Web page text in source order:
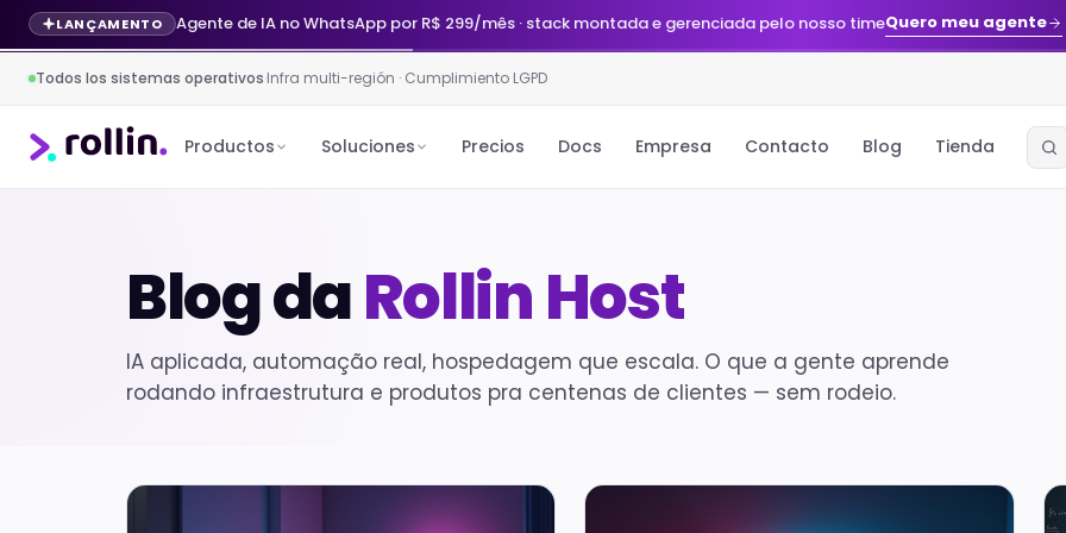
LANÇAMENTO Agente de IA no WhatsApp por R$ 299/mês · stack montada e gerenciada pelo nosso timeQuero meu agente
Todos los sistemas operativos·Infra multi-región · Cumplimiento LGPD
Productos Soluciones Precios Docs Empresa Contacto Blog Tienda
Blog daRollin Host
IA aplicada, automação real, hospedagem que escala. O que a gente aprende
rodando infraestrutura e produtos pra centenas de clientes — sem rodeio.